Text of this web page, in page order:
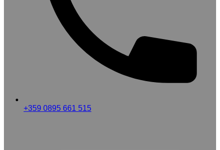
+359 0895 661 515